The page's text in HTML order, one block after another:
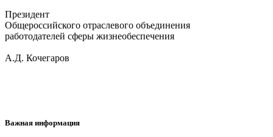
Президент
Общероссийского отраслевого объединения
работодателей сферы жизнеобеспечения
А.Д. Кочегаров
Важная информация